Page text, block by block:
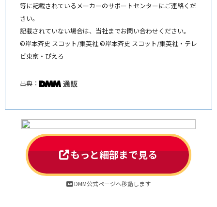
等に記載されているメーカーのサポートセンターにご連絡くだ
さい。
記載されていない場合は、当社までお問い合わせください。
©岸本斉史 スコット/集英社 ©岸本斉史 スコット/集英社・テレ
ビ東京・ぴえろ
出典：
もっと細部まで見る
DMM公式ページへ移動します